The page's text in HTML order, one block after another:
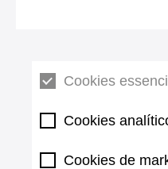
Cookies
Cookies
Cookies de